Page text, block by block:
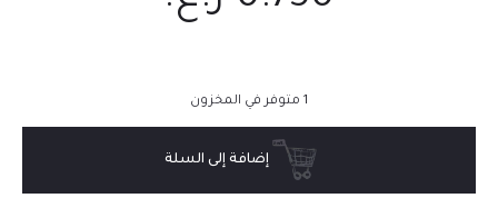
1 متوفر في المخزون